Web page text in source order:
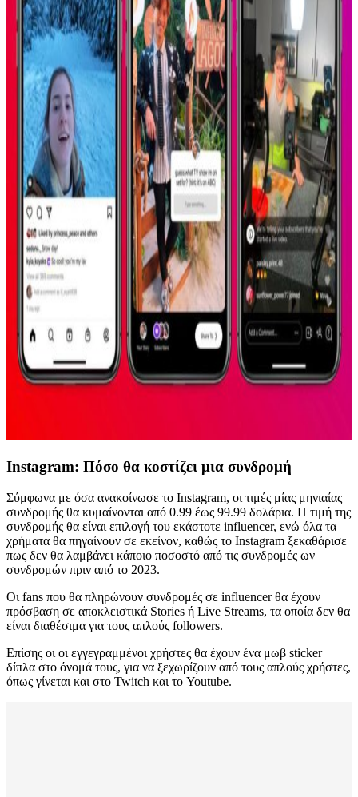
Instagram: Πόσο θα κοστίζει μια συνδρομή
Σύμφωνα με όσα ανακοίνωσε το Instagram, οι τιμές μίας μηνιαίας
συνδρομής θα κυμαίνονται από 0.99 έως 99.99 δολάρια. Η τιμή της
συνδρομής θα είναι επιλογή του εκάστοτε influencer, ενώ όλα τα
χρήματα θα πηγαίνουν σε εκείνον, καθώς το Instagram ξεκαθάρισε
πως δεν θα λαμβάνει κάποιο ποσοστό από τις συνδρομές ων
συνδρομών πριν από το 2023.
Οι fans που θα πληρώνουν συνδρομές σε influencer θα έχουν
πρόσβαση σε αποκλειστικά Stories ή Live Streams, τα οποία δεν θα
είναι διαθέσιμα για τους απλούς followers.
Επίσης οι οι εγγεγραμμένοι χρήστες θα έχουν ένα μωβ sticker
δίπλα στο όνομά τους, για να ξεχωρίζουν από τους απλούς χρήστες,
όπως γίνεται και στο Twitch και το Youtube.